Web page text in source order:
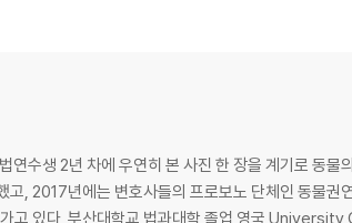
연수생 2년 차에 우연히 본 사진 한 장을 계기로 동
, 2017년에는 변호사들의 프로보노 단체인 동물권
제51회 사법시험 합